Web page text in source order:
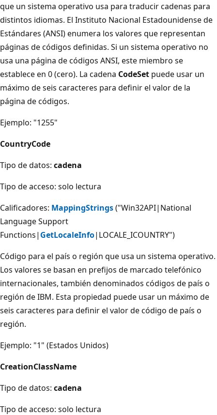
que un sistema operativo usa para traducir cadenas para
distintos idiomas. El Instituto Nacional Estadounidense de
Estándares (ANSI) enumera los valores que representan
páginas de códigos definidas. Si un sistema operativo no
usa una página de códigos ANSI, este miembro se
establece en 0 (cero). La cadena CodeSet puede usar un
máximo de seis caracteres para definir el valor de la
página de códigos.
Ejemplo: "1255"
CountryCode
Tipo de datos: cadena
Tipo de acceso: solo lectura
Calificadores: MappingStrings("Win32API|National
Language Support
Functions| GetLocaleInfo|LOCALE_ICOUNTRY")
Código para el país o región que usa un sistema operativo.
Los valores se basan en prefijos de marcado telefónico
internacionales, también denominados códigos de país o
región de IBM. Esta propiedad puede usar un máximo de
seis caracteres para definir el valor de código de país o
región.
Ejemplo: "1" (Estados Unidos)
CreationClassName
Tipo de datos: cadena
Tipo de acceso: solo lectura